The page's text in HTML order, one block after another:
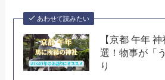
あわせて読みたい
【京都 午年
選！物事が「
り